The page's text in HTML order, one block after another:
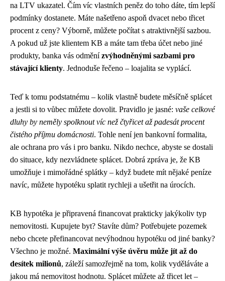
na LTV ukazatel. Čím víc vlastních peněz do toho dáte, tím lepší
podmínky dostanete. Máte našetřeno aspoň dvacet nebo třicet
procent z ceny? Výborně, můžete počítat s atraktivnější sazbou.
A pokud už jste klientem KB a máte tam třeba účet nebo jiné
produkty, banka vás odměnízvýhodněnými sazbami pro
stávající klienty. Jednoduše řečeno – loajalita se vyplácí.
Teď k tomu podstatnému – kolik vlastně budete měsíčně splácet
a jestli si to vůbec můžete dovolit. Pravidlo je jasné: vaše celkové
dluhy by neměly spolknout víc než čtyřicet až padesát procent
čistého příjmu domácnosti. Tohle není jen bankovní formalita,
ale ochrana pro vás i pro banku. Nikdo nechce, abyste se dostali
do situace, kdy nezvládnete splácet. Dobrá zpráva je, že KB
umožňuje i mimořádné splátky – když budete mít nějaké peníze
navíc, můžete hypotéku splatit rychleji a ušetřit na úrocích.
KB hypotéka je připravená financovat prakticky jakýkoliv typ
nemovitosti. Kupujete byt? Stavíte dům? Potřebujete pozemek
nebo chcete přefinancovat nevýhodnou hypotéku od jiné banky?
Všechno je možné. Maximální výše úvěru může jít až do
desítek milionů, záleží samozřejmě na tom, kolik vyděláváte a
jakou má nemovitost hodnotu. Splácet můžete až třicet let –